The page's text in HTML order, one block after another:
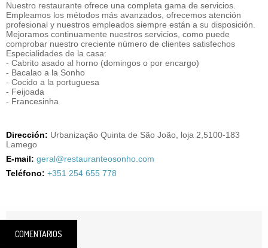
Nuestro restaurante ofrece una completa gama de servicios.
Empleamos los métodos más avanzados, ofrecemos atención
profesional y nuestros empleados siempre están a su disposición.
Mejoramos continuamente nuestros servicios, como puede
comprobar nuestro creciente número de clientes satisfechos
Especialidades de la casa:
- Cabrito asado al horno (domingos o por encargo)
- Bacalao a la Sonho
- Cocido a la portuguesa
- Feijoada
- Francesinha
Dirección: Urbanização Quinta de São João, loja 2,5100-183
Lamego
E-mail: geral@restauranteosonho.com
Teléfono: +351 254 655 778
COMENTARIOS